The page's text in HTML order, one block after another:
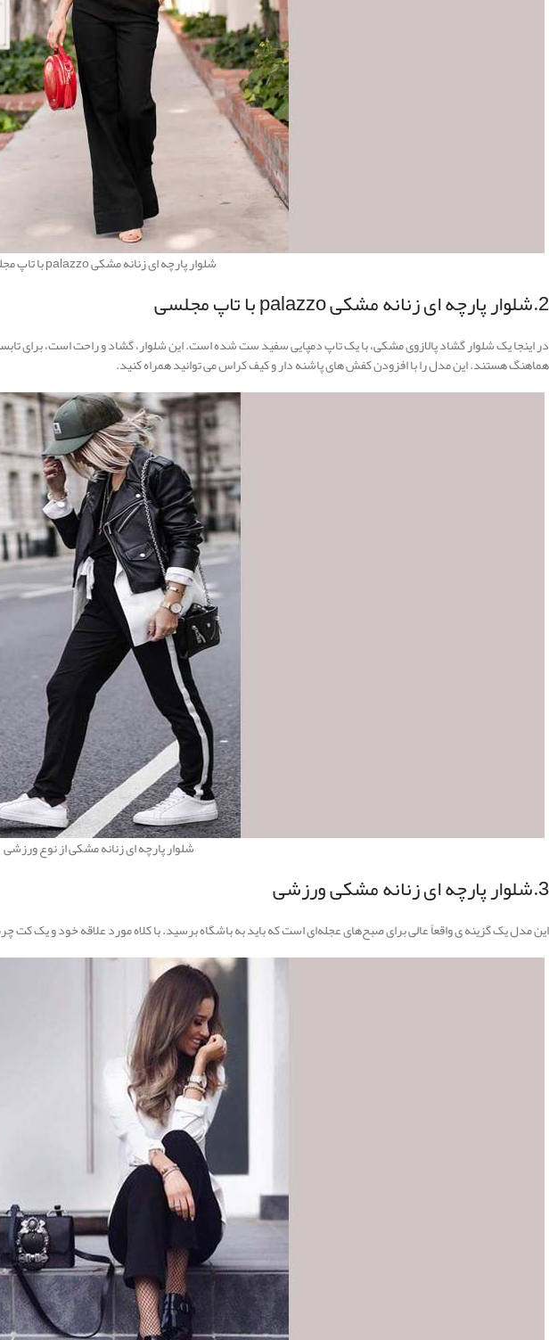
شلوار پارچه ای زنانه مشکی palazzo با تاپ مجلسی
2.شلوار پارچه ای زنانه مشکی palazzo با تاپ مجلسی
در اینجا یک شلوار گشاد پالازوی مشکی، با یک تاپ دمپایی سفید ست شده است. این شلوار، گشاد و راحت است، برای
هماهنگ هستند. این مدل را با افزودن کفش های پاشنه دار و کیف کراس می توانید همراه کنید.
شلوار پارچه ای زنانه مشکی از نوع ورزشی
3.شلوار پارچه ای زنانه مشکی ورزشی
این مدل یک گزینه ی واقعاً عالی برای صبح‌های عجله‌ای است که باید به باشگاه برسید. با کلاه مورد علاقه خود و یک کت